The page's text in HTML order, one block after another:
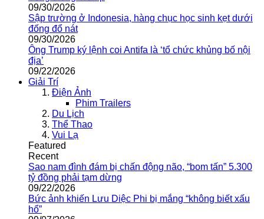
09/30/2026
Sập trường ở Indonesia, hàng chục học sinh kẹt dưới
đống đổ nát
09/30/2026
Ông Trump ký lệnh coi Antifa là ‘tổ chức khủng bố nội
địa’
09/22/2026
Giải Trí
Điện Ảnh
Phim Trailers
Du Lịch
Thể Thao
Vui Lạ
Featured
Recent
Sao nam đình đám bị chấn động não, “bom tấn” 5.300
tỷ đồng phải tạm dừng
09/22/2026
Bức ảnh khiến Lưu Diệc Phi bị mắng “không biết xấu
hổ”